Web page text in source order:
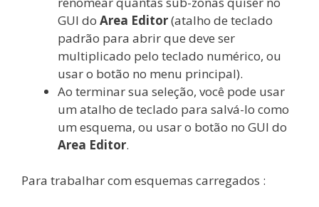
GUI do Area Editor(atalho de teclado
padrão para abrir que deve ser
multiplicado pelo teclado numérico, ou
usar o botão no menu principal).
Ao terminar sua seleção, você pode usar
um atalho de teclado para salvá-lo como
um esquema, ou usar o botão no GUI do
Area Editor.
Para trabalhar com esquemas carregados :